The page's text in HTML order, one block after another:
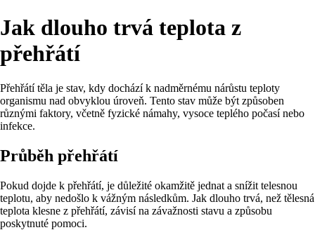
Jak dlouho trvá teplota z
přehřátí
Přehřátí těla je stav, kdy dochází k nadměrnému nárůstu teploty
organismu nad obvyklou úroveň. Tento stav může být způsoben
různými faktory, včetně fyzické námahy, vysoce teplého počasí nebo
infekce.
Průběh přehřátí
Pokud dojde k přehřátí, je důležité okamžitě jednat a snížit telesnou
teplotu, aby nedošlo k vážným následkům. Jak dlouho trvá, než tělesná
teplota klesne z přehřátí, závisí na závažnosti stavu a způsobu
poskytnuté pomoci.